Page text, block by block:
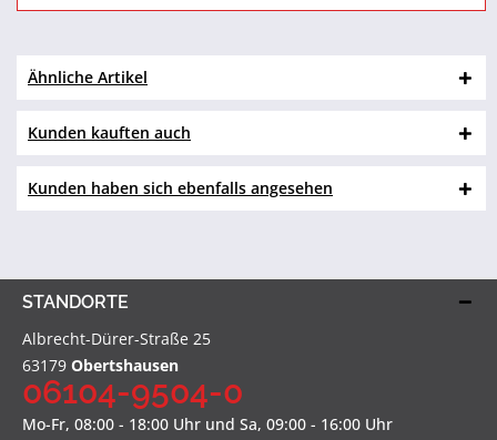
Ähnliche Artikel
Kunden kauften auch
Kunden haben sich ebenfalls angesehen
STANDORTE
Albrecht-Dürer-Straße 25
63179 Obertshausen
06104-9504-0
Mo-Fr, 08:00 - 18:00 Uhr und Sa, 09:00 - 16:00 Uhr